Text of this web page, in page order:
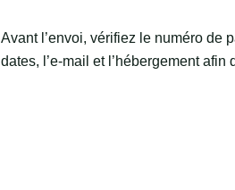
Avant l’envoi, vérifiez le numéro de
dates, l’e-mail et l’hébergement